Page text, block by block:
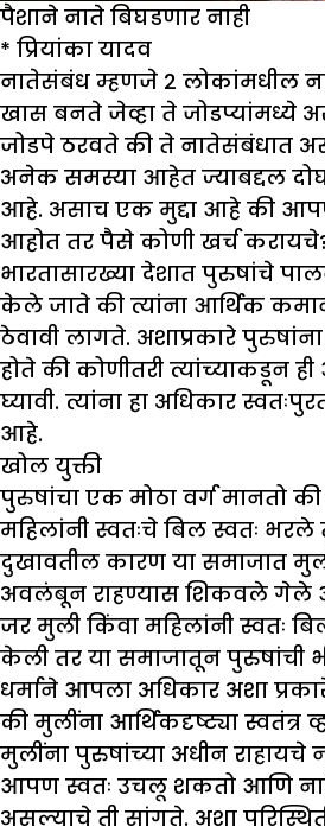
पैशाने नाते बिघडणार नाही
* प्रियांका यादव
नातेसंबंध म्हणजे 2 लोकांमधील
खास बनते जेव्हा ते जोडप्यांमध्ये
जोडपे ठरवते की ते नातेसंबंधात
अनेक समस्या आहेत ज्याबद्दल
आहे. असाच एक मुद्दा आहे की
आहोत तर पैसे कोणी खर्च
भारतासारख्या देशात पुरुषांचे
केले जाते की त्यांना आर्थिक कमान
ठेवावी लागते. अशाप्रकारे
होते की कोणीतरी त्यांच्याकडून
घ्यावी. त्यांना हा अधिकार
आहे.
खोल युक्ती
पुरुषांचा एक मोठा वर्ग मानतो
महिलांनी स्वतःचे बिल स्वतः भरले
दुखावतील कारण या समाजात
अवलंबून राहण्यास शिकवले गेले
जर मुली किंवा महिलांनी स्वतः
केली तर या समाजातून पुरुषांची
धर्माने आपला अधिकार अशा
की मुलींना आर्थिकदृष्ट्या स्वतंत्र
मुलींना पुरुषांच्या अधीन राहायचे
आपण स्वतः उचलू शकतो आणि
असल्याचे ती सांगते. अशा